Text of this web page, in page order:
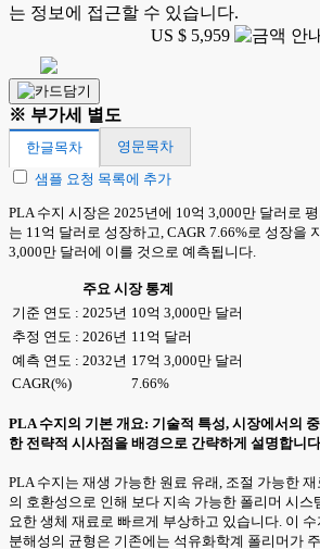
는 정보에 접근할 수 있습니다.
US $ 5,959
※ 부가세 별도
한글목차
영문목차
샘플 요청 목록에 추가
PLA 수지 시장은 2025년에 10억 3,000만 달러로
는 11억 달러로 성장하고, CAGR 7.66%로 성장을
3,000만 달러에 이를 것으로 예측됩니다.
주요 시장 통계
기준 연도 : 2025년 10억 3,000만 달러
추정 연도 : 2026년 11억 달러
예측 연도 : 2032년 17억 3,000만 달러
CAGR(%)
7.66%
PLA 수지의 기본 개요: 기술적 특성, 시장에서의
한 전략적 시사점을 배경으로 간략하게 설명합니
PLA 수지는 재생 가능한 원료 유래, 조절 가능한
의 호환성으로 인해 보다 지속 가능한 폴리머 시스
요한 생체 재료로 빠르게 부상하고 있습니다. 이
분해성의 균형은 기존에는 석유화학계 폴리머가